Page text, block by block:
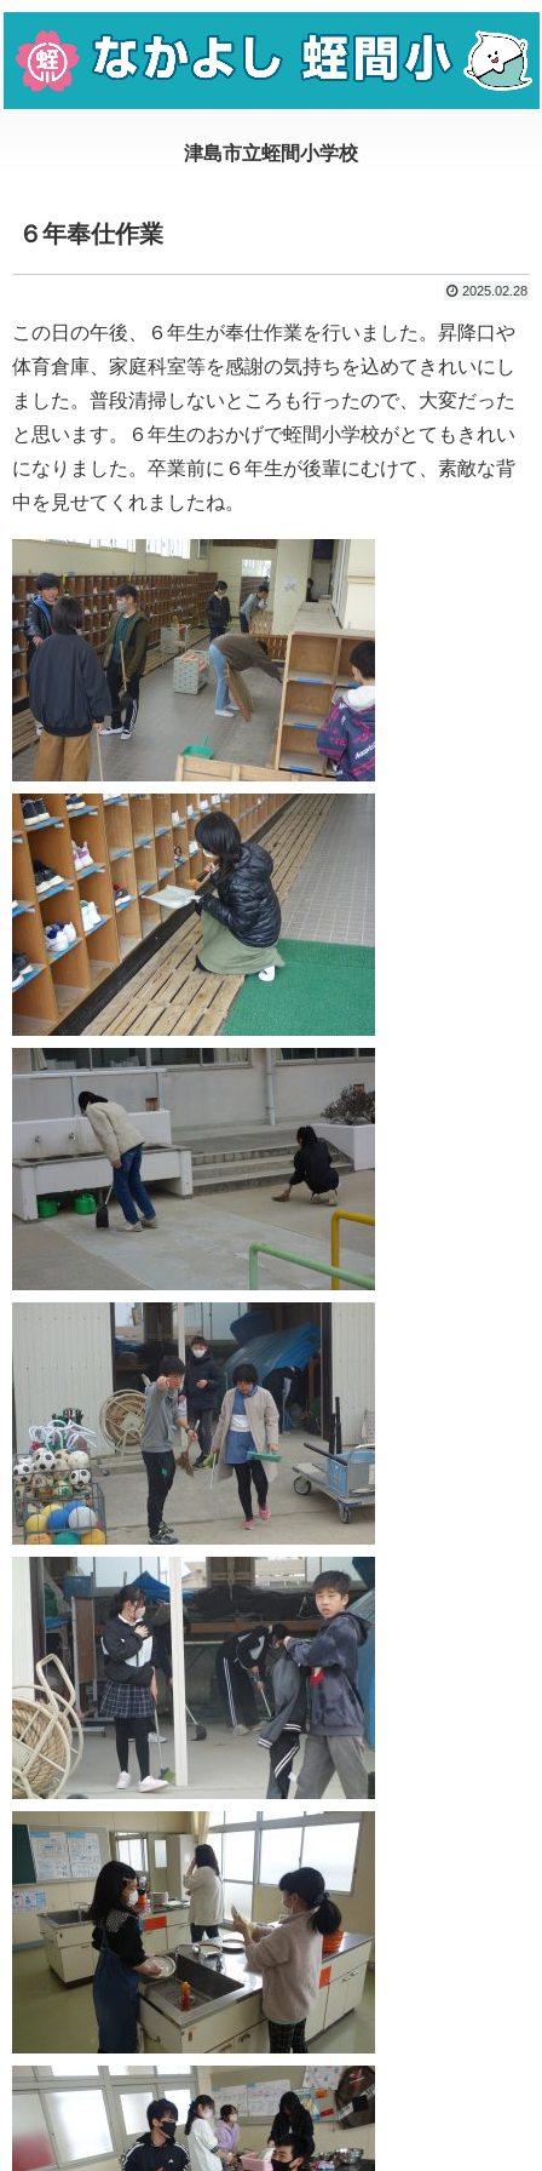
６年奉仕作業
2025.02.28
この日の午後、６年生が奉仕作業を行いました。昇降口や
体育倉庫、家庭科室等を感謝の気持ちを込めてきれいにし
ました。普段清掃しないところも行ったので、大変だった
と思います。６年生のおかげで蛭間小学校がとてもきれい
になりました。卒業前に６年生が後輩にむけて、素敵な背
中を見せてくれましたね。